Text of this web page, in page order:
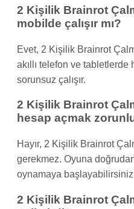
2 Kişilik Brainrot
mobilde çalışır mı?
Evet, 2 Kişilik Brainrot
akıllı telefon ve
sorunsuz çalışır.
2 Kişilik Brainrot
hesap açmak
Hayır, 2 Kişilik Brainrot
gerekmez. Oyuna
oynamaya
2 Kişilik Brainrot